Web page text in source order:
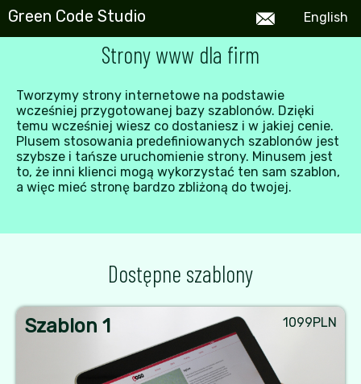
English
Green Code Studio
Strony www dla firm
Tworzymy strony internetowe na podstawie
wcześniej przygotowanej bazy szablonów. Dzięki
temu wcześniej wiesz co dostaniesz i w jakiej cenie.
Plusem stosowania predefiniowanych szablonów jest
szybsze i tańsze uruchomienie strony. Minusem jest
to, że inni klienci mogą wykorzystać ten sam szablon,
a więc mieć stronę bardzo zbliżoną do twojej.
Dostępne szablony
Szablon 1 1099PLN